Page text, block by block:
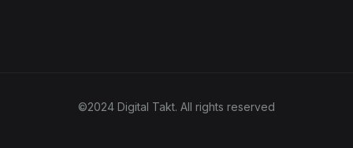
©2024 Digital Takt. All rights reserved